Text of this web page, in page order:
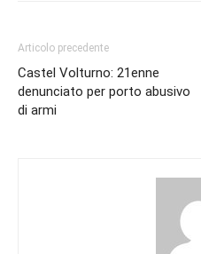
Articolo precedente
Castel Volturno: 21enne
denunciato per porto abusivo
di armi